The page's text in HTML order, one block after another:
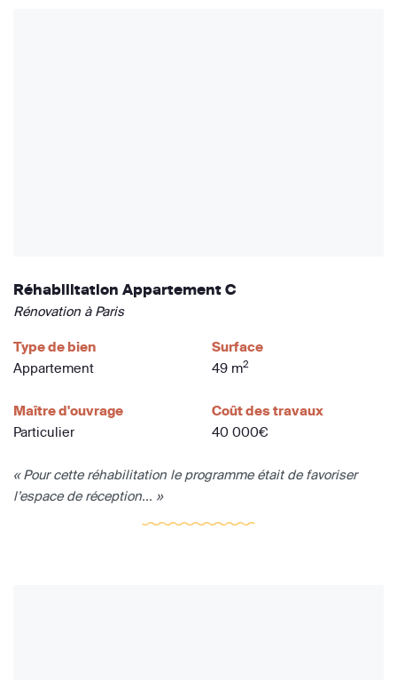
Réhabilitation Appartement C
Rénovation à Paris
Type de bien
Appartement
Surface
49 m2
Maître d'ouvrage
Particulier
Coût des travaux
40 000€
« Pour cette réhabilitation le programme était de favoriser
l’espace de réception... »